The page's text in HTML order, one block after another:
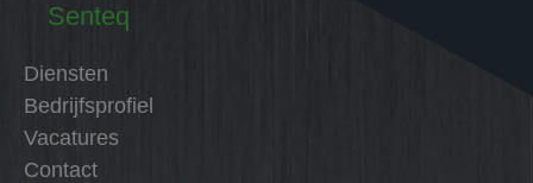
Senteq
Diensten
Bedrijfsprofiel
Vacatures
Contact